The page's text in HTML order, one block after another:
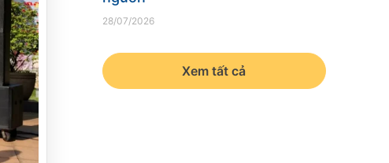
28/07/2026
Xem tất cả